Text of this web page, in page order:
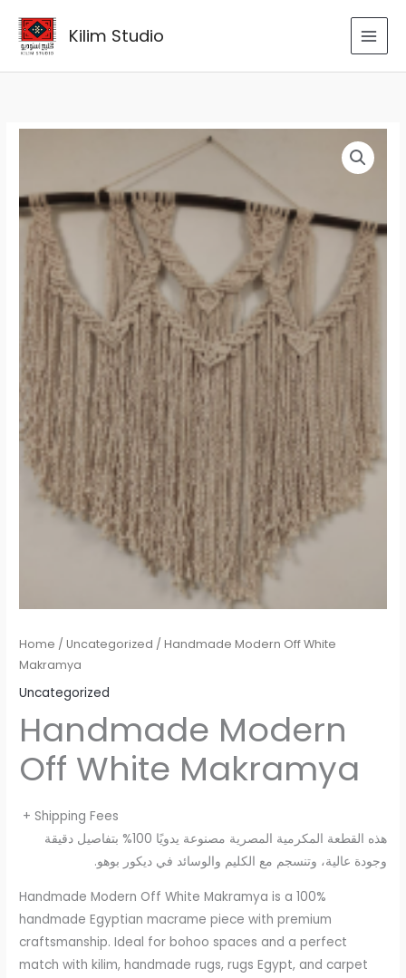
content
Kilim Studio
Home /Uncategorized / Handmade Modern Off White
Makramya
Uncategorized
Handmade Modern
Off White Makramya
+ Shipping Fees
هذه القطعة المكرمية المصرية مصنوعة يدويًا 100% بتفاصيل دقيقة
وجودة عالية، وتنسجم مع الكليم والوسائد في ديكور بوهو.
Handmade Modern Off White Makramya is a 100%
handmade Egyptian macrame piece with premium
craftsmanship. Ideal for bohoo spaces and a perfect
match with kilim, handmade rugs, rugs Egypt, and carpet